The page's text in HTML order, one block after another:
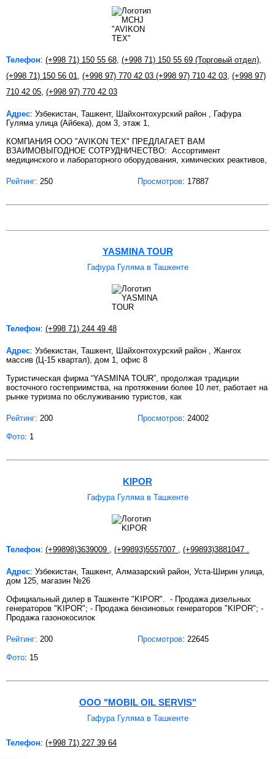
Телефон: (+998 71) 150 55 68 (+998 71) 150 55 69 (Торговый отдел)
(+998 71) 150 56 01
(+998 97) 770 42 03 (+998 97) 710 42 03 (+998 97)
710 42 05 (+998 97) 770 42 03
Адрес: Узбекистан, Ташкент, Шайхонтохурский район , Гафура
Гуляма улица (Айбека), дом 3, этаж 1,
КОМПАНИЯ ООО "AVIKON TEX" ПРЕДЛАГАЕТ ВАМ
ВЗАИМОВЫГОДНОЕ СОТРУДНИЧЕСТВО: Ассортимент
медицинского и лабораторного оборудования, химических реактивов,
Рейтинг: 250 Просмотров: 17887
YASMINA TOUR
Гафура Гуляма в Ташкенте
Телефон: (+998 71) 244 49 48
Адрес: Узбекистан, Ташкент, Шайхонтохурский район , Жангох
массив (Ц-15 квартал), дом 1, офис 8
Туристическая фирма “YASMINA TOUR”, продолжая традиции
восточного гостеприимства, на протяжении более 10 лет, работает на
рынке туризма по обслуживанию туристов, как
Рейтинг: 200 Просмотров: 24002
Фото: 1
KIPOR
Гафура Гуляма в Ташкенте
Телефон: (+99898)3639009 (+99893)5557007 (+99893)3881047 .
Адрес: Узбекистан, Ташкент, Алмазарский район, Уста-Ширин улица,
дом 125, магазин №26
Официальный дилер в Ташкенте "KIPOR". - Продажа дизельных
генераторов "KIPOR"; - Продажа бензиновых генераторов "KIPOR"; -
Продажа газонокосилок
Рейтинг: 200 Просмотров: 22645
Фото: 15
ООО "MOBIL OIL SERVIS"
Гафура Гуляма в Ташкенте
Телефон: (+998 71) 227 39 64